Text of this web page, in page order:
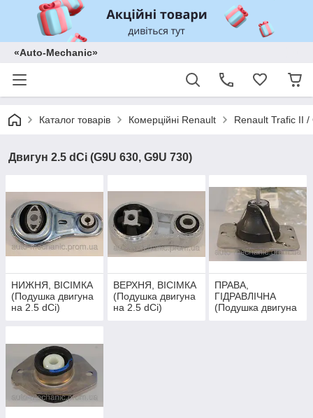
«Auto-Mechanic»
Каталог товарів Комерційні Renault Renault Trafic II
Двигун 2.5 dCi (G9U 630, G9U 730)
НИЖНЯ, ВІСІМКА
(Подушка двигуна
на 2.5 dCi)
ВЕРХНЯ, ВІСІМКА
(Подушка двигуна
на 2.5 dCi)
ПРАВА,
ГІДРАВЛІЧНА
(Подушка двигуна